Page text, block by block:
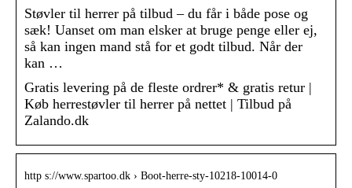
Støvler til herrer på tilbud – du får i både pose og
sæk! Uanset om man elsker at bruge penge eller ej,
så kan ingen mand stå for et godt tilbud. Når der
kan …
Gratis levering på de fleste ordrer* & gratis retur |
Køb herrestøvler til herrer på nettet | Tilbud på
Zalando.dk
http s://www.spartoo.dk › Boot-herre-sty-10218-10014-0